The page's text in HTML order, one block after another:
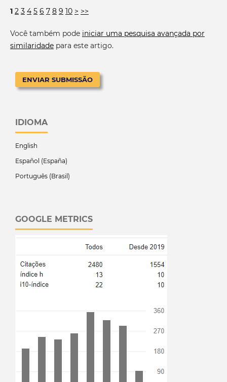
1 2 3 4 5 6 7 8 9 10 > >>
Você também pode iniciar uma pesquisa avançada por
similaridadepara este artigo.
ENVIAR SUBMISSÃO
IDIOMA
English
Español (España)
Português (Brasil)
GOOGLE METRICS